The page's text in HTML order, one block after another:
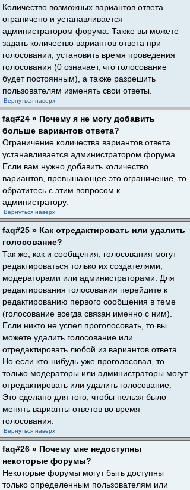
Количество возможных вариантов ответа
ограничено и устанавливается
администратором форума. Также вы можете
задать количество вариантов ответа при
голосовании, установить время проведения
голосования (0 означает, что голосование
будет постоянным), а также разрешить
пользователям изменять свои ответы.
Вернуться наверх
faq#24 » Почему я не могу добавить
больше вариантов ответа?
Ограничение количества вариантов ответа
устанавливается администратором форума.
Если вам нужно добавить количество
вариантов, превышающее это ограничение, то
обратитесь с этим вопросом к
администратору.
Вернуться наверх
faq#25 » Как отредактировать или удалить
голосование?
Так же, как и сообщения, голосования могут
редактироваться только их создателями,
модераторами или администраторами. Для
редактирования голосования перейдите к
редактированию первого сообщения в теме
(голосование всегда связан именно с ним).
Если никто не успел проголосовать, то вы
можете удалить голосование или
отредактировать любой из вариантов ответа.
Но если кто-нибудь уже проголосовал, то
только модераторы или администраторы могут
отредактировать или удалить голосование.
Это сделано для того, чтобы нельзя было
менять варианты ответов во время
голосования.
Вернуться наверх
faq#26 » Почему мне недоступны
некоторые форумы?
Некоторые форумы могут быть доступны
только определенным пользователям или